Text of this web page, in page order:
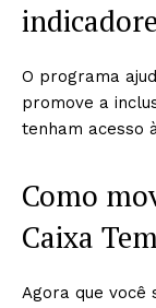
O programa
promove a
tenham acesso
Como
Caixa
Agora que você